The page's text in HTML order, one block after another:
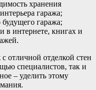
хранения
гаража;
гаража;
в интернете, книгах и
отличной отделкой стен
специалистов, так и
– уделить этому